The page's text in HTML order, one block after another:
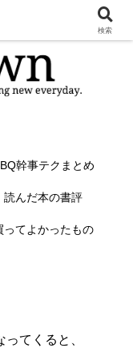
幹事テクまとめ
読んだ本の書評
ってよかったもの
てくると、
検索